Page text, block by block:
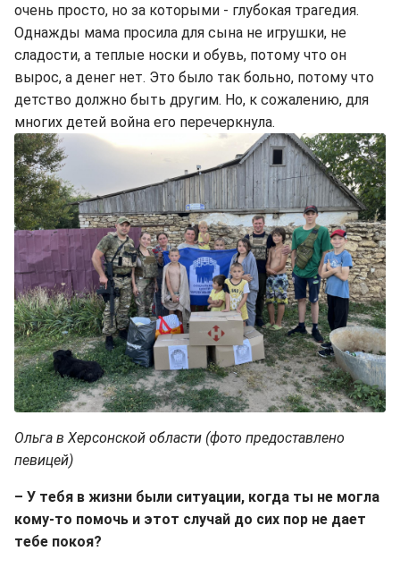
очень просто, но за которыми - глубокая трагедия.
Однажды мама просила для сына не игрушки, не
сладости, а теплые носки и обувь, потому что он
вырос, а денег нет. Это было так больно, потому что
детство должно быть другим. Но, к сожалению, для
многих детей война его перечеркнула.
Ольга в Херсонской области (фото предоставлено
певицей)
– У тебя в жизни были ситуации, когда ты не могла
кому-то помочь и этот случай до сих пор не дает
тебе покоя?